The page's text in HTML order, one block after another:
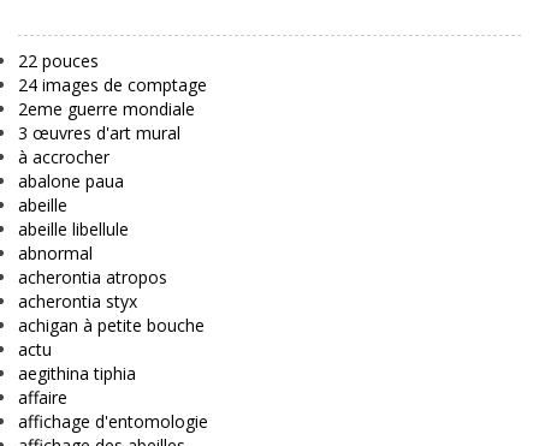
22 pouces
24 images de comptage
2eme guerre mondiale
3 œuvres d'art mural
à accrocher
abalone paua
abeille
abeille libellule
abnormal
acherontia atropos
acherontia styx
achigan à petite bouche
actu
aegithina tiphia
affaire
affichage d'entomologie